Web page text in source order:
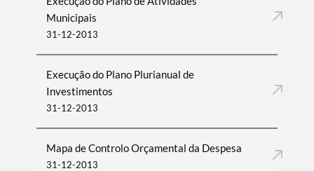
Municipais
31-12-2013
Execução do Plano Plurianual de
Investimentos
31-12-2013
Mapa de Controlo Orçamental da Despesa
31-12-2013